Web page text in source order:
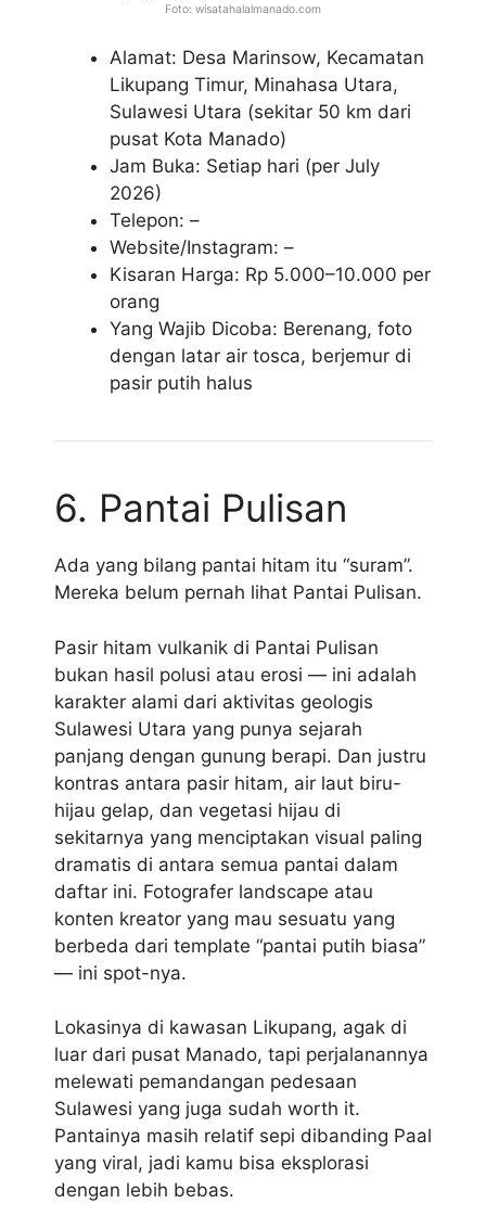
Foto: wisatahalalmanado.com
Alamat: Desa Marinsow, Kecamatan
Likupang Timur, Minahasa Utara,
Sulawesi Utara (sekitar 50 km dari
pusat Kota Manado)
Jam Buka: Setiap hari (per July
2026)
Telepon: –
Website/Instagram: –
Kisaran Harga: Rp 5.000–10.000 per
orang
Yang Wajib Dicoba: Berenang, foto
dengan latar air tosca, berjemur di
pasir putih halus
6. Pantai Pulisan
Ada yang bilang pantai hitam itu “suram”.
Mereka belum pernah lihat Pantai Pulisan.
Pasir hitam vulkanik di Pantai Pulisan
bukan hasil polusi atau erosi — ini adalah
karakter alami dari aktivitas geologis
Sulawesi Utara yang punya sejarah
panjang dengan gunung berapi. Dan justru
kontras antara pasir hitam, air laut biru-
hijau gelap, dan vegetasi hijau di
sekitarnya yang menciptakan visual paling
dramatis di antara semua pantai dalam
daftar ini. Fotografer landscape atau
konten kreator yang mau sesuatu yang
berbeda dari template “pantai putih biasa”
— ini spot-nya.
Lokasinya di kawasan Likupang, agak di
luar dari pusat Manado, tapi perjalanannya
melewati pemandangan pedesaan
Sulawesi yang juga sudah worth it.
Pantainya masih relatif sepi dibanding Paal
yang viral, jadi kamu bisa eksplorasi
dengan lebih bebas.